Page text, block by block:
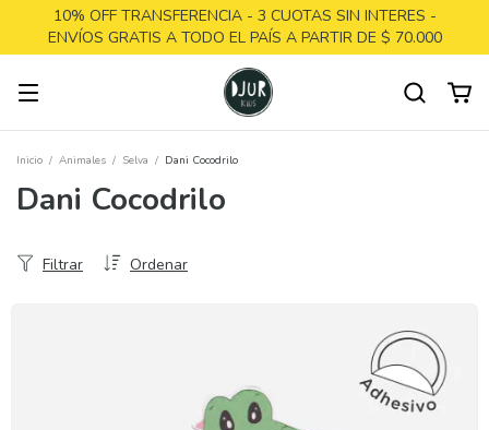
10% OFF TRANSFERENCIA - 3 CUOTAS SIN INTERES -
ENVÍOS GRATIS A TODO EL PAÍS A PARTIR DE $ 70.000
Inicio / Animales / Selva / Dani Cocodrilo
Dani Cocodrilo
Ordenar
Filtrar